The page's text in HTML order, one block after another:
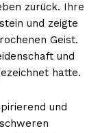
zurück. Ihre
und zeigte
Geist.
und
hatte.
und